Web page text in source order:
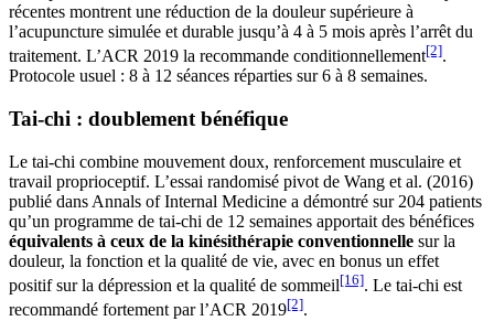
récentes montrent une réduction de la douleur supérieure à
l’acupuncture simulée et durable jusqu’à 4 à 5 mois après l’arrêt du
traitement. L’ACR 2019 la recommande conditionnellement[2].
Protocole usuel : 8 à 12 séances réparties sur 6 à 8 semaines.
Tai-chi : doublement bénéfique
Le tai-chi combine mouvement doux, renforcement musculaire et
travail proprioceptif. L’essai randomisé pivot de Wang et al. (2016)
publié dans Annals of Internal Medicine a démontré sur 204 patients
qu’un programme de tai-chi de 12 semaines apportait des bénéfices
équivalents à ceux de la kinésithérapie conventionnelle sur la
douleur, la fonction et la qualité de vie, avec en bonus un effet
positif sur la dépression et la qualité de sommeil[16]. Le tai-chi est
recommandé fortement par l’ACR 2019[2].